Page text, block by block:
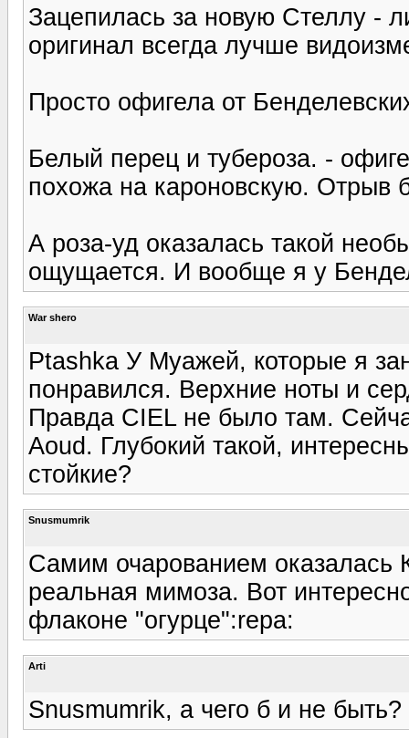
Зацепилась за новую Стеллу -
оригинал всегда лучше
Просто офигела от
Белый перец и тубероза. -
похожа на кароновскую. Отрыв
А роза-уд оказалась такой
ощущается. И вообще я у
War shero
Ptashka У Муажей, которые я
понравился. Верхние ноты и
Правда CIEL не было там.
Aoud. Глубокий такой,
стойкие?
Snusmumrik
Самим очарованием оказалась
реальная мимоза. Вот
флаконе "огурце":repa:
Arti
Snusmumrik, а чего б и не быть?